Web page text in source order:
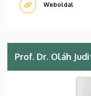
Weboldal
Prof. Dr. Oláh